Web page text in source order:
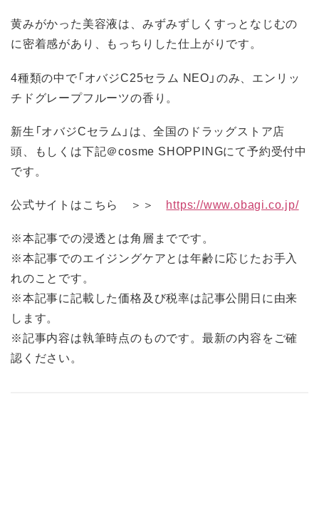
黄みがかった美容液は、みずみずしくすっとなじむの
に密着感があり、もっちりした仕上がりです。
4種類の中で「オバジC25セラム NEO」のみ、エンリッ
チドグレープフルーツの香り。
新生「オバジCセラム」は、全国のドラッグストア店
頭、もしくは下記＠cosme SHOPPINGにて予約受付中
です。
公式サイトはこちら ＞＞ https://www.obagi.co.jp/
※本記事での浸透とは角層までです。
※本記事でのエイジングケアとは年齢に応じたお手入
れのことです。
※本記事に記載した価格及び税率は記事公開日に由来
します。
※記事内容は執筆時点のものです。最新の内容をご確
認ください。